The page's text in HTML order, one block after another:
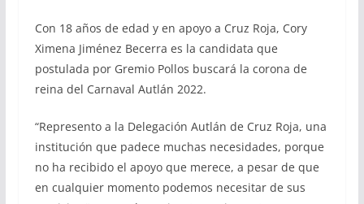
Con 18 años de edad y en apoyo a Cruz Roja, Cory
Ximena Jiménez Becerra es la candidata que
postulada por Gremio Pollos buscará la corona de
reina del Carnaval Autlán 2022.
“Represento a la Delegación Autlán de Cruz Roja, una
institución que padece muchas necesidades, porque
no ha recibido el apoyo que merece, a pesar de que
en cualquier momento podemos necesitar de sus